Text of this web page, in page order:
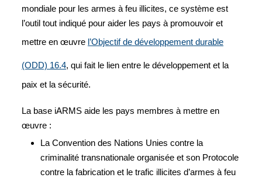
mondiale pour les armes à feu illicites, ce système est
l’outil tout indiqué pour aider les pays à promouvoir et
mettre en œuvre l’Objectif de développement durable
(ODD) 16.4, qui fait le lien entre le développement et la
paix et la sécurité.
La base iARMS aide les pays membres à mettre en
œuvre :
La Convention des Nations Unies contre la
criminalité transnationale organisée et son Protocole
contre la fabrication et le trafic illicites d’armes à feu